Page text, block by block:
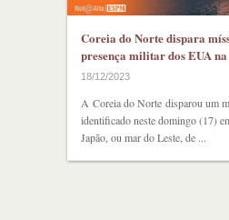
Coreia do Norte dispara
presença militar dos EUA
18/12/2023
A Coreia do Norte disparou um
identificado neste domingo (17)
Japão, ou mar do Leste, de ...